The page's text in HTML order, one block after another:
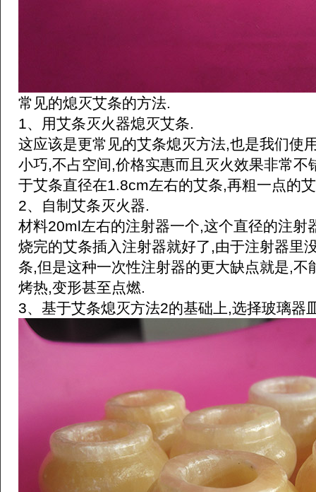
常见的熄灭艾条的方法.
1、用艾条灭火器熄灭艾条.
这应该是更常见的艾条熄灭方法,也是我们使
小巧,不占空间,价格实惠而且灭火效果非常不
于艾条直径在1.8cm左右的艾条,再粗一点的
2、自制艾条灭火器.
材料20ml左右的注射器一个,这个直径的注射
烧完的艾条插入注射器就好了,由于注射器里
条,但是这种一次性注射器的更大缺点就是,不
烤热,变形甚至点燃.
3、基于艾条熄灭方法2的基础上,选择玻璃器